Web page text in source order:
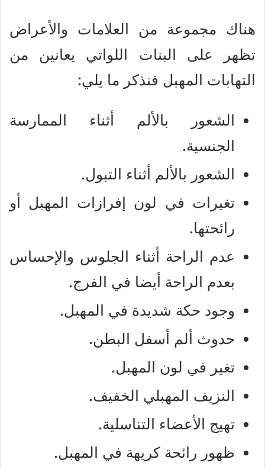
هناك مجموعة من العلامات والأعراض
تظهر على البنات اللواتي يعانين من
التهابات المهبل فنذكر ما يلي:
الشعور بالألم أثناء الممارسة
الجنسية.
الشعور بالألم أثناء التبول.
تغيرات في لون إفرازات المهبل أو
رائحتها.
عدم الراحة أثناء الجلوس والإحساس
بعدم الراحة أيضا في الفرج.
وجود حكة شديدة في المهبل.
حدوث ألم أسفل البطن.
تغير في لون المهبل.
النزيف المهبلي الخفيف.
تهيج الأعضاء التناسلية.
ظهور رائحة كريهة في المهبل.